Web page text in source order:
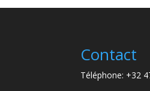
Contact
Téléphone: +32